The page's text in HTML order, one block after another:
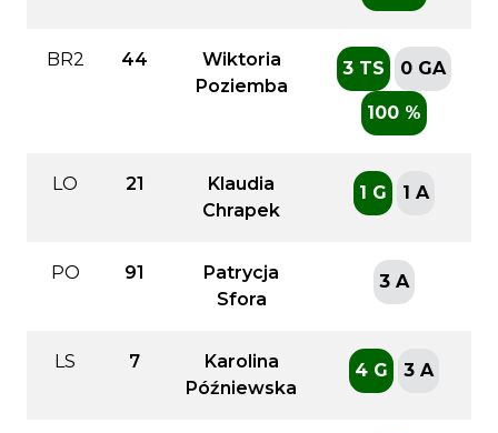
BR2 44
Wiktoria
Poziemba
3 TS 0 GA
100 %
LO 21
Klaudia
Chrapek
1 G 1 A
PO 91
Patrycja
Sfora
3 A
LS 7
Karolina
Późniewska
4 G 3 A